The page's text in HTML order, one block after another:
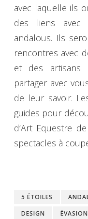
avec laquelle ils
des liens avec
andalous. Ils
rencontres avec
et des artisans
partager avec
de leur savoir.
guides pour
d’Art Equestre
spectacles à
5 ÉTOILES
DESIGN
ÉVASION